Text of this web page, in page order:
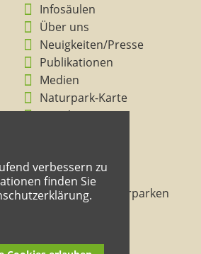
verbessern zu
finden Sie
Infosäulen
Über uns
Neuigkeiten/Presse
Publikationen
Medien
Naturpark-Karte
Ansichten
verstehen
BNE in den Naturparken
Rheinland-Pfalz
Mitmachheft